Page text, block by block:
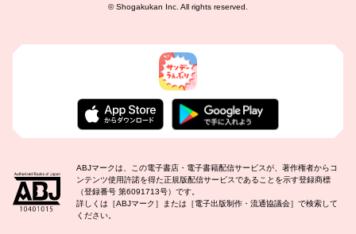
©Shogakukan Inc. All rights reserved.
ABJマークは、この電子書店・電子書籍配信サービスが、著作権者からコ
ンテンツ使用許諾を得た正規版配信サービスであることを示す登録商標
（登録番号 第6091713号）です。
詳しくは［ABJマーク］または［電子出版制作・流通協議会］で検索して
ください。